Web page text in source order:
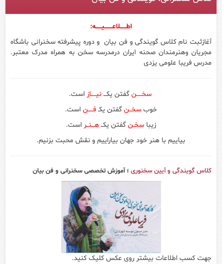
اطــــــلاعــــــــیــــــه:
آغازثبت نام کلاس گویندگی و فن بیان و دوره پیشرفته سخنرانی باشگاه
مجریان وهنرمندان صحنه ایران درمدرسه سخن به همراه مدرک معتبر.
مدرس فریبا علومی یزدی
سخـــــن گفتن یکـــ نیـــــاز است.
خوب سخــن گفتن یکـفـــــن است.
زیبا سخـن گفتن یکــهـــنــر است.
بیاییم با هنر خود جهان بیاراییم و نقش محبت بزنیم.
کلاس گویندگی و آیین سخنوری ؛ آموزش تخصصی سخنرانی و فن بیان
جهت کسب اطلاعات بیشتر روی عکس کلیک کنید.